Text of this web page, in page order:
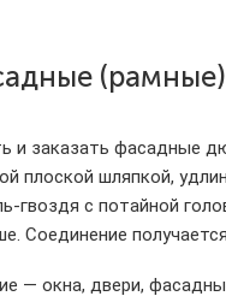
(рамные)
заказать фасадные
плоской шляпкой,
гвоздя с потайной
Соединение
— окна, двери,